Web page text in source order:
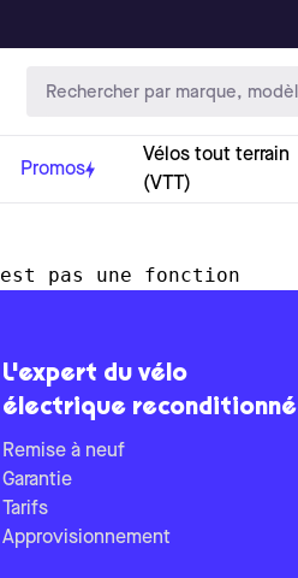
Promos
Vélos tout terrain
(VTT)
pas une fonction
L'expert du vélo
électrique reconditionné
Remise à neuf
Garantie
Tarifs
Approvisionnement